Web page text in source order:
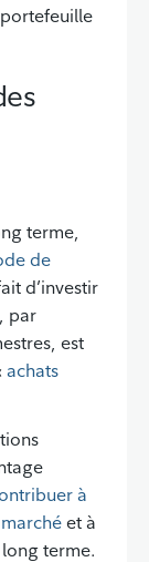
terme,
de
d’investir
par
est
achats
à
et à
terme.